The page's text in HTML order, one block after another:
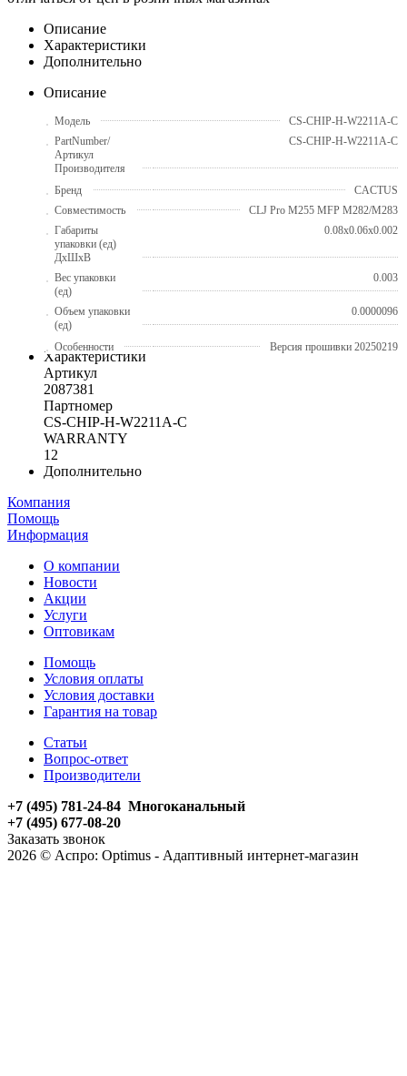
Описание
Характеристики
Дополнительно
Описание
Модель
CS-CHIP-H-W2211A-C
PartNumber/
Артикул
Производителя
CS-CHIP-H-W2211A-C
Бренд
CACTUS
Совместимость
CLJ Pro M255 MFP M282/M283
Габариты
упаковки (ед)
ДхШхВ
0.08x0.06x0.002
Вес упаковки
(ед)
0.003
Объем упаковки
(ед)
0.0000096
Особенности Версия прошивки 20250219
Характеристики
Артикул
2087381
Партномер
CS-CHIP-H-W2211A-C
WARRANTY
12
Дополнительно
Компания
Помощь
Информация
О компании
Новости
Акции
Услуги
Оптовикам
Помощь
Условия оплаты
Условия доставки
Гарантия на товар
Статьи
Вопрос-ответ
Производители
+7 (495) 781-24-84 Многоканальный
+7 (495) 677-08-20
Заказать звонок
2026 © Аспро: Optimus - Адаптивный интернет-магазин